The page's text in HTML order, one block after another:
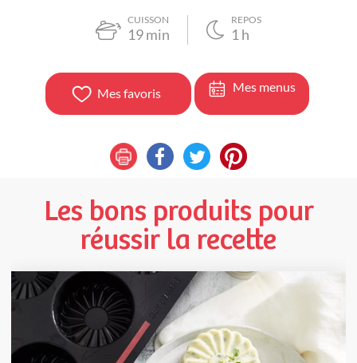
CUISSON
19min
REPOS
1 h
Mes favoris Mes menus
Les bons produits pour
réussir la recette